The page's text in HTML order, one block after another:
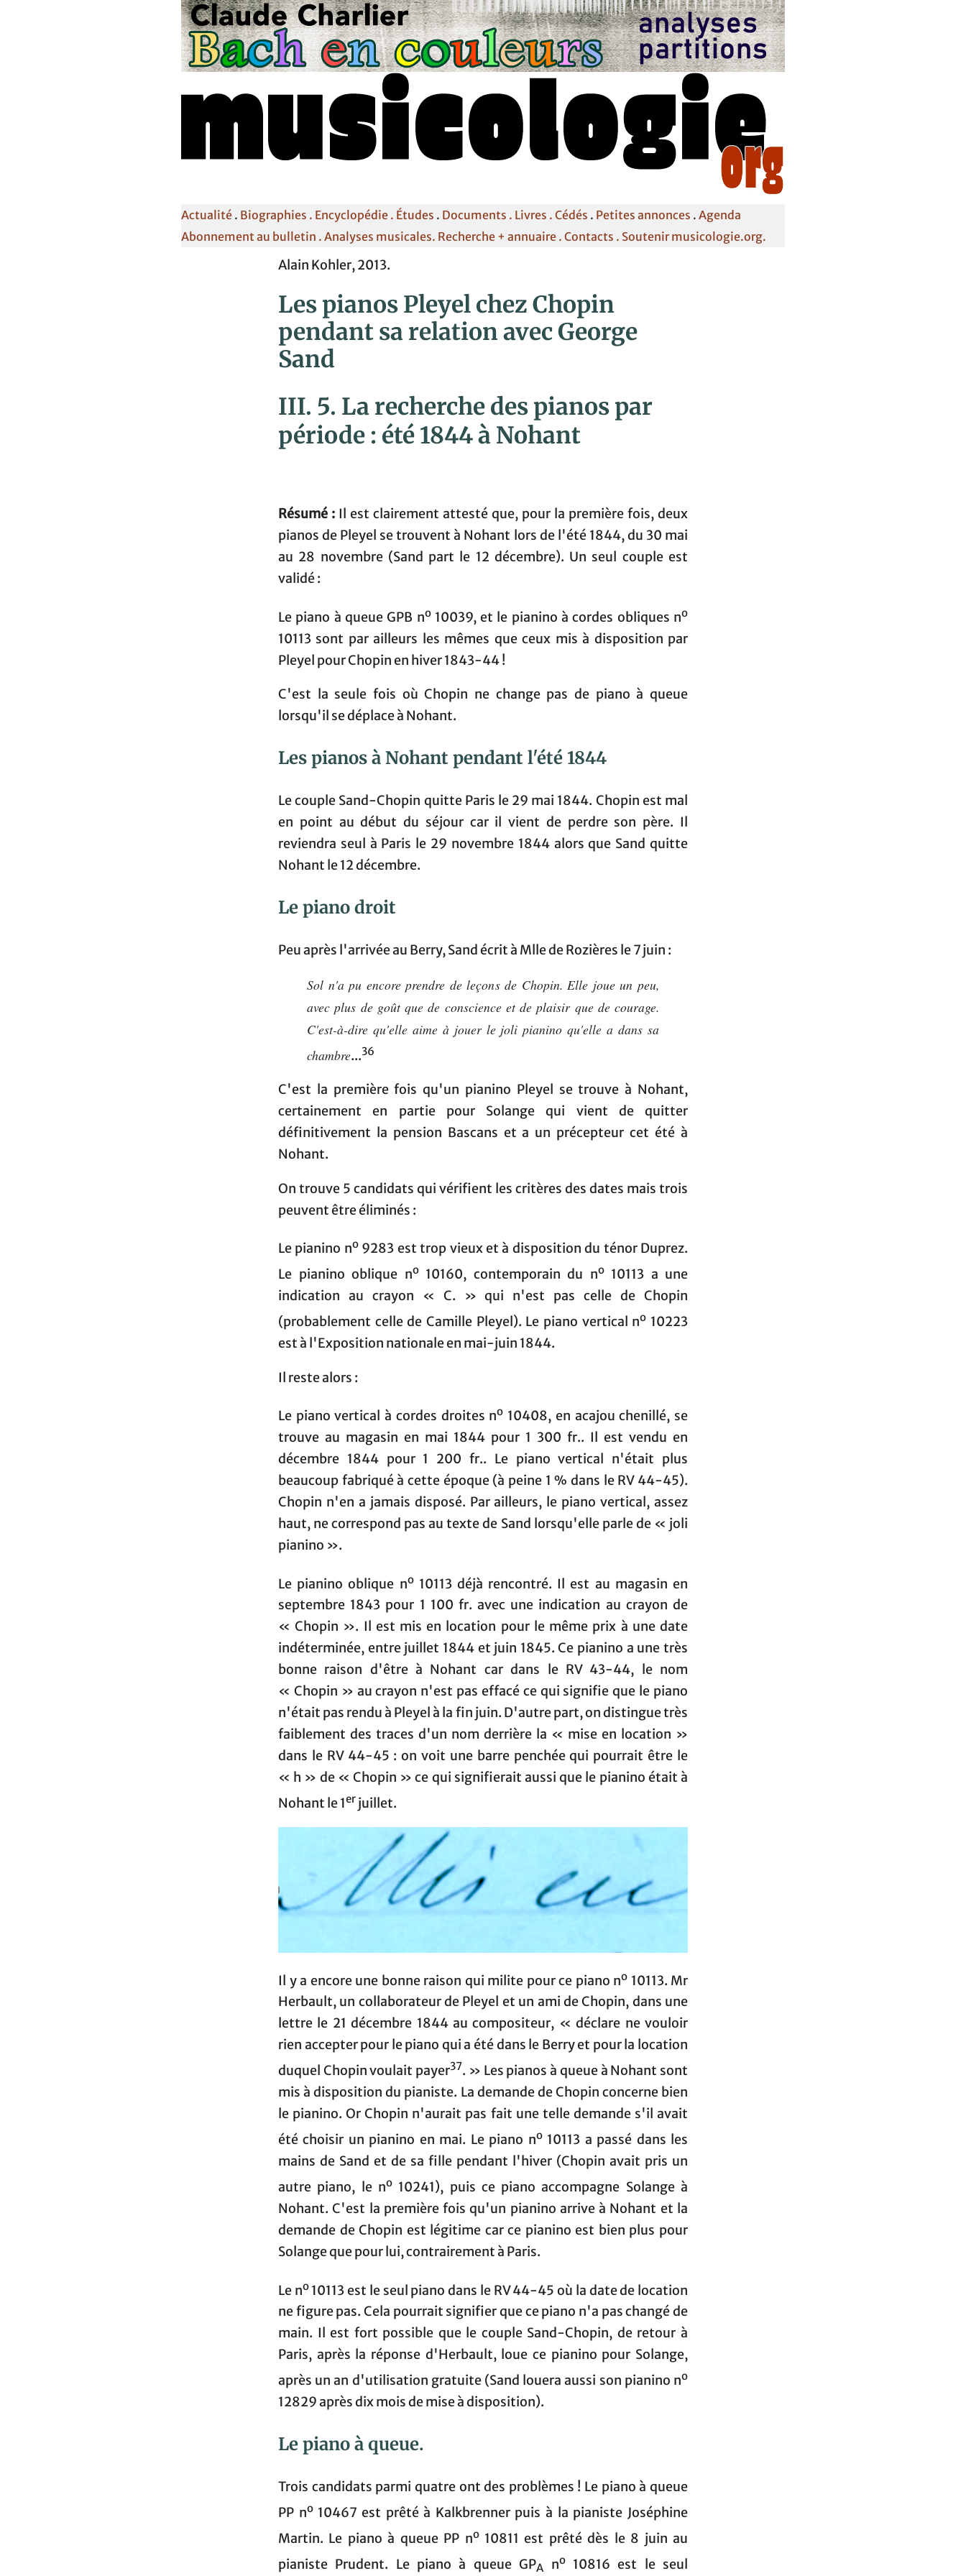
Actualité . Biographies . Encyclopédie . Études . Documents . Livres . Cédés . Petites annonces . Agenda
Abonnement au bulletin . Analyses musicales. Recherche + annuaire . Contacts . Soutenir musicologie.org.
Alain Kohler, 2013.
Les pianos Pleyel chez Chopin
pendant sa relation avec George
Sand
III. 5. La recherche des pianos par
période : été 1844 à Nohant
Résumé : Il est clairement attesté que, pour la première fois, deux
pianos de Pleyel se trouvent à Nohant lors de l'été 1844, du 30 mai
au 28 novembre (Sand part le 12 décembre). Un seul couple est
validé :
Le piano à queue GPB no10039, et le pianino à cordes obliques no
10113 sont par ailleurs les mêmes que ceux mis à disposition par
Pleyel pour Chopin en hiver 1843-44 !
C'est la seule fois où Chopin ne change pas de piano à queue
lorsqu'il se déplace à Nohant.
Les pianos à Nohant pendant l'été 1844
Le couple Sand-Chopin quitte Paris le 29 mai 1844. Chopin est mal
en point au début du séjour car il vient de perdre son père. Il
reviendra seul à Paris le 29 novembre 1844 alors que Sand quitte
Nohant le 12 décembre.
Le piano droit
Peu après l'arrivée au Berry, Sand écrit à Mlle de Rozières le 7 juin :
Sol n'a pu encore prendre de leçons de Chopin. Elle joue un peu,
avec plus de goût que de conscience et de plaisir que de courage.
C'est-à-dire qu'elle aime à jouer le joli pianino qu'elle a dans sa
chambre...36
C'est la première fois qu'un pianino Pleyel se trouve à Nohant,
certainement en partie pour Solange qui vient de quitter
définitivement la pension Bascans et a un précepteur cet été à
Nohant.
On trouve 5 candidats qui vérifient les critères des dates mais trois
peuvent être éliminés :
Le pianino no9283 est trop vieux et à disposition du ténor Duprez.
Le pianino oblique no10160, contemporain du no10113 a une
indication au crayon « C. » qui n'est pas celle de Chopin
(probablement celle de Camille Pleyel). Le piano vertical no 10223
est à l'Exposition nationale en mai-juin 1844.
Il reste alors :
Le piano vertical à cordes droites no 10408, en acajou chenillé, se
trouve au magasin en mai 1844 pour 1 300 fr.. Il est vendu en
décembre 1844 pour 1 200 fr.. Le piano vertical n'était plus
beaucoup fabriqué à cette époque (à peine 1 % dans le RV 44-45).
Chopin n'en a jamais disposé. Par ailleurs, le piano vertical, assez
haut, ne correspond pas au texte de Sand lorsqu'elle parle de « joli
pianino ».
Le pianino oblique no10113 déjà rencontré. Il est au magasin en
septembre 1843 pour 1 100 fr. avec une indication au crayon de
« Chopin ». Il est mis en location pour le même prix à une date
indéterminée, entre juillet 1844 et juin 1845. Ce pianino a une très
bonne raison d'être à Nohant car dans le RV 43-44, le nom
« Chopin » au crayon n'est pas effacé ce qui signifie que le piano
n'était pas rendu à Pleyel à la fin juin. D'autre part, on distingue très
faiblement des traces d'un nom derrière la « mise en location »
dans le RV 44-45 : on voit une barre penchée qui pourrait être le
« h » de « Chopin » ce qui signifierait aussi que le pianino était à
Nohant le 1er juillet.
Il y a encore une bonne raison qui milite pour ce piano no 10113. Mr
Herbault, un collaborateur de Pleyel et un ami de Chopin, dans une
lettre le 21 décembre 1844 au compositeur, « déclare ne vouloir
rien accepter pour le piano qui a été dans le Berry et pour la location
duquel Chopin voulait payer37. » Les pianos à queue à Nohant sont
mis à disposition du pianiste. La demande de Chopin concerne bien
le pianino. Or Chopin n'aurait pas fait une telle demande s'il avait
été choisir un pianino en mai. Le piano no10113 a passé dans les
mains de Sand et de sa fille pendant l'hiver (Chopin avait pris un
autre piano, le no10241), puis ce piano accompagne Solange à
Nohant. C'est la première fois qu'un pianino arrive à Nohant et la
demande de Chopin est légitime car ce pianino est bien plus pour
Solange que pour lui, contrairement à Paris.
Le no10113 est le seul piano dans le RV 44-45 où la date de location
ne figure pas. Cela pourrait signifier que ce piano n'a pas changé de
main. Il est fort possible que le couple Sand-Chopin, de retour à
Paris, après la réponse d'Herbault, loue ce pianino pour Solange,
après un an d'utilisation gratuite (Sand louera aussi son pianino no
12829 après dix mois de mise à disposition).
Le piano à queue.
Trois candidats parmi quatre ont des problèmes ! Le piano à queue
PP no10467 est prêté à Kalkbrenner puis à la pianiste Joséphine
Martin. Le piano à queue PP no10811 est prêté dès le 8 juin au
pianiste Prudent. Le piano à queue GPA no10816 est le seul